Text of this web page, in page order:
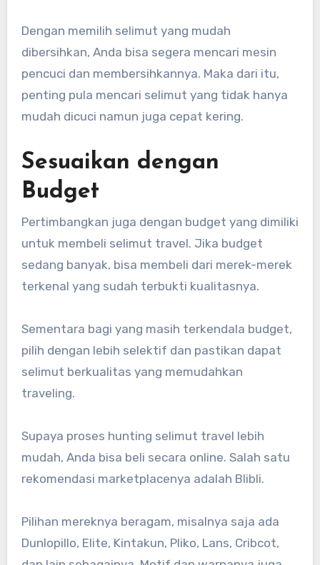
Dengan memilih selimut yang mudah
dibersihkan, Anda bisa segera mencari mesin
pencuci dan membersihkannya. Maka dari itu,
penting pula mencari selimut yang tidak hanya
mudah dicuci namun juga cepat kering.
Sesuaikan dengan
Budget
Pertimbangkan juga dengan budget yang dimiliki
untuk membeli selimut travel. Jika budget
sedang banyak, bisa membeli dari merek-merek
terkenal yang sudah terbukti kualitasnya.
Sementara bagi yang masih terkendala budget,
pilih dengan lebih selektif dan pastikan dapat
selimut berkualitas yang memudahkan
traveling.
Supaya proses hunting selimut travel lebih
mudah, Anda bisa beli secara online. Salah satu
rekomendasi marketplacenya adalah Blibli.
Pilihan mereknya beragam, misalnya saja ada
Dunlopillo, Elite, Kintakun, Pliko, Lans, Cribcot,